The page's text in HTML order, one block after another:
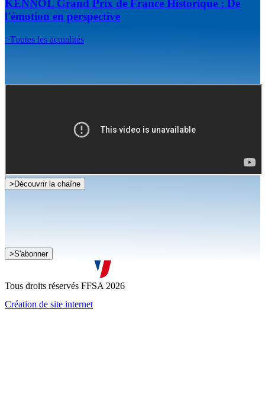
KENNOL Grand Prix de France Historique : De
l'émotion en perspective
>Toutes les actualités
> Découvrir la chaîne
Je souhaite recevoir la newsletter de la FFSA
J'accepte que mes informations soient collectées conformément à
politique de confidentialité
>S'abonner
Tous droits réservés FFSA 2026
Création de site internet